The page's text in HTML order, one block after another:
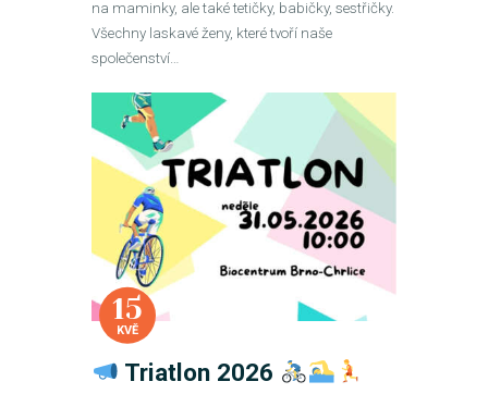
na maminky, ale také tetičky, babičky, sestřičky.
Všechny laskavé ženy, které tvoří naše
společenství…
15
KVĚ
Triatlon 2026